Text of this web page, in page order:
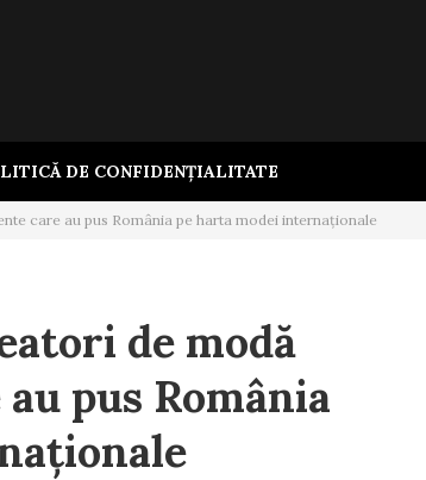
DE CONFIDENȚIALITATE
care au pus România pe harta modei internaționale
de modă
pus România